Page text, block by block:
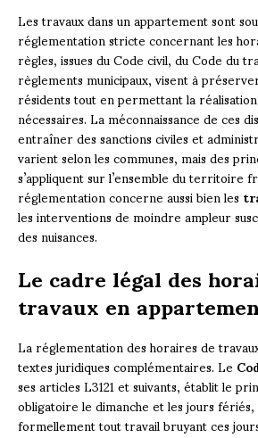
Les travaux dans un appartement sont
réglementation stricte concernant les
règles, issues du Code civil, du Code du
règlements municipaux, visent à
résidents tout en permettant la
nécessaires. La méconnaissance de ces
entraîner des sanctions civiles et
varient selon les communes, mais des
s’appliquent sur l’ensemble du territoire
réglementation concerne aussi bien les
les interventions de moindre ampleur
des nuisances.
Le cadre légal des
travaux en
La réglementation des horaires de
textes juridiques complémentaires. Le
ses articles L3121 et suivants, établit le
obligatoire le dimanche et les jours
formellement tout travail bruyant ces